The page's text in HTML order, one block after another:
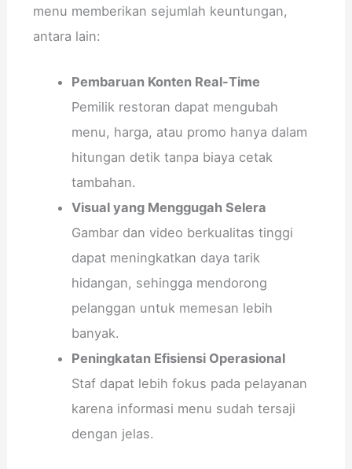
menu memberikan sejumlah keuntungan,
antara lain:
Pembaruan Konten Real-Time
Pemilik restoran dapat mengubah
menu, harga, atau promo hanya dalam
hitungan detik tanpa biaya cetak
tambahan.
Visual yang Menggugah Selera
Gambar dan video berkualitas tinggi
dapat meningkatkan daya tarik
hidangan, sehingga mendorong
pelanggan untuk memesan lebih
banyak.
Peningkatan Efisiensi Operasional
Staf dapat lebih fokus pada pelayanan
karena informasi menu sudah tersaji
dengan jelas.